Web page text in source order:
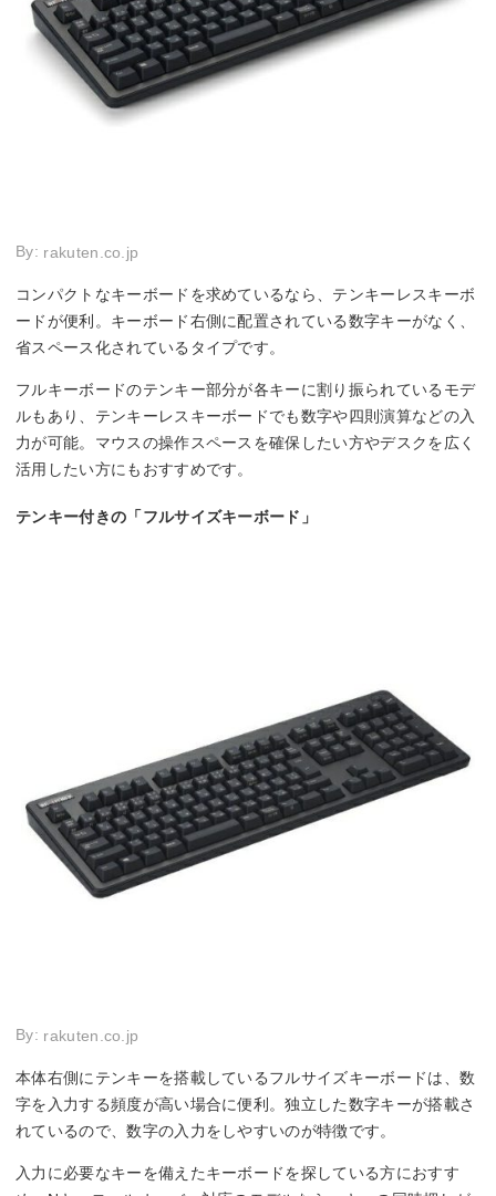
By: rakuten.co.jp
コンパクトなキーボードを求めているなら、テンキーレスキーボ
ードが便利。キーボード右側に配置されている数字キーがなく、
省スペース化されているタイプです。
フルキーボードのテンキー部分が各キーに割り振られているモデ
ルもあり、テンキーレスキーボードでも数字や四則演算などの入
力が可能。マウスの操作スペースを確保したい方やデスクを広く
活用したい方にもおすすめです。
テンキー付きの「フルサイズキーボード」
By: rakuten.co.jp
本体右側にテンキーを搭載しているフルサイズキーボードは、数
字を入力する頻度が高い場合に便利。独立した数字キーが搭載さ
れているので、数字の入力をしやすいのが特徴です。
入力に必要なキーを備えたキーボードを探している方におすす